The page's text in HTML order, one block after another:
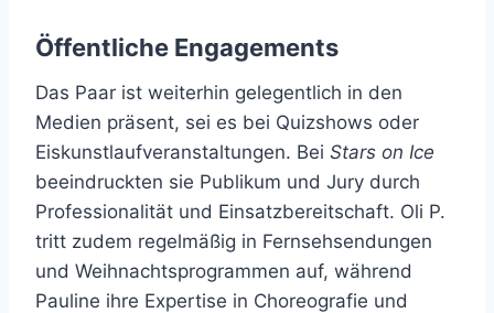
Öffentliche Engagements
Das Paar ist weiterhin gelegentlich in den
Medien präsent, sei es bei Quizshows oder
Eiskunstlaufveranstaltungen. Bei Stars on Ice
beeindruckten sie Publikum und Jury durch
Professionalität und Einsatzbereitschaft. Oli P.
tritt zudem regelmäßig in Fernsehsendungen
und Weihnachtsprogrammen auf, während
Pauline ihre Expertise in Choreografie und